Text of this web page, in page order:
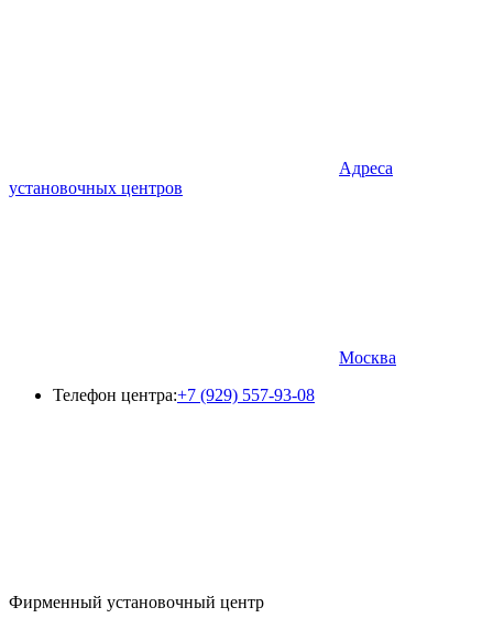
Адреса
установочных центров
Москва
Телефон центра:+7 (929) 557-93-08
Фирменный установочный центр